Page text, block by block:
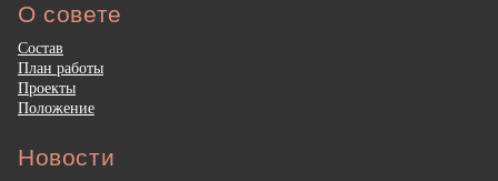
О совете
Состав
План работы
Проекты
Положение
Новости